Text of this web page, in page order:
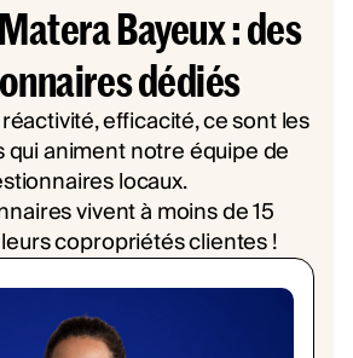
Bayeux : des
dédiés
efficacité, ce sont les
qui animent notre équipe de
locaux.
vivent à moins de 15
copropriétés clientes !